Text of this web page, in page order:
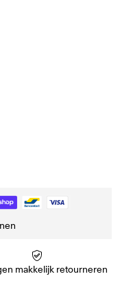
makkelijk retourneren